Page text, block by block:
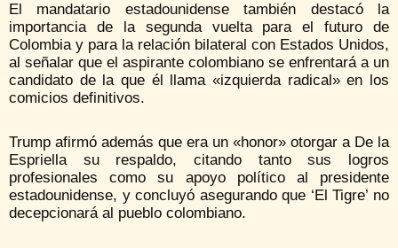
El mandatario estadounidense también destacó la
importancia de la segunda vuelta para el futuro de
Colombia y para la relación bilateral con Estados Unidos,
al señalar que el aspirante colombiano se enfrentará a un
candidato de la que él llama «izquierda radical» en los
comicios definitivos.
Trump afirmó además que era un «honor» otorgar a De la
Espriella su respaldo, citando tanto sus logros
profesionales como su apoyo político al presidente
estadounidense, y concluyó asegurando que ‘El Tigre’ no
decepcionará al pueblo colombiano.